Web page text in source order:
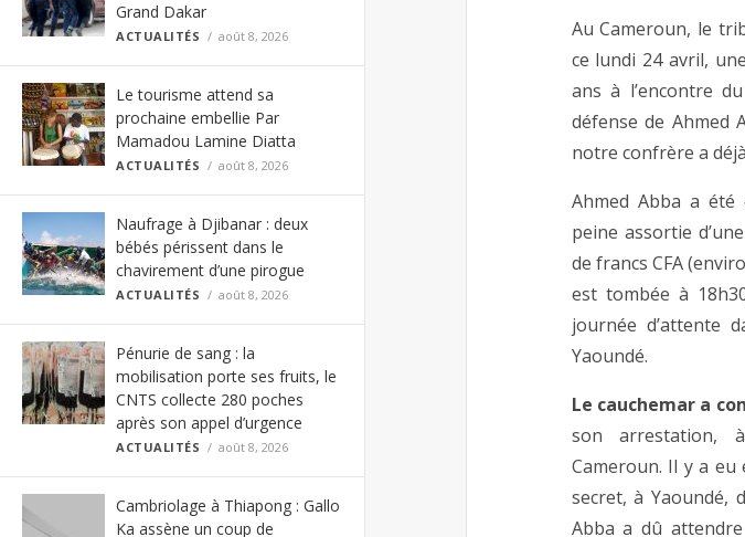
Grand Dakar
ACTUALITÉS août 8, 2026
Le tourisme attend sa
prochaine embellie Par
Mamadou Lamine Diatta
ACTUALITÉS août 8, 2026
Naufrage à Djibanar : deux
bébés périssent dans le
chavirement d’une pirogue
ACTUALITÉS août 8, 2026
Pénurie de sang : la
mobilisation porte ses fruits, le
CNTS collecte 280 poches
après son appel d’urgence
ACTUALITÉS août 8, 2026
Cambriolage à Thiapong : Gallo
Ka assène un coup de
Au Cameroun, le
ce lundi 24 avril,
ans à l’encontre
défense de Ahmed
notre confrère a
Ahmed Abba a
peine assortie
de francs CFA
est tombée à
journée d’attente
Yaoundé.
Le cauchemar a
son arrestation,
Cameroun. Il y a
secret, à Yaoundé,
Abba a dû